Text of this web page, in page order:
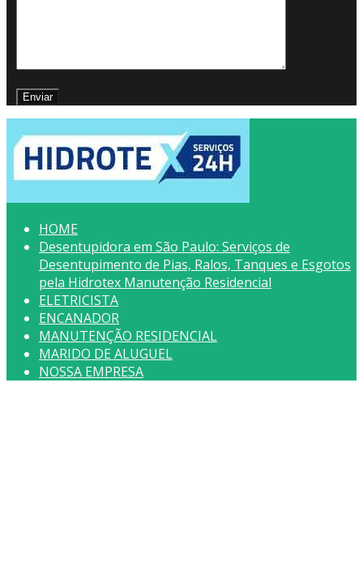
HOME
Desentupidora em São Paulo: Serviços de
Desentupimento de Pias, Ralos, Tanques e Esgotos
pela Hidrotex Manutenção Residencial
ELETRICISTA
ENCANADOR
MANUTENÇÃO RESIDENCIAL
MARIDO DE ALUGUEL
NOSSA EMPRESA